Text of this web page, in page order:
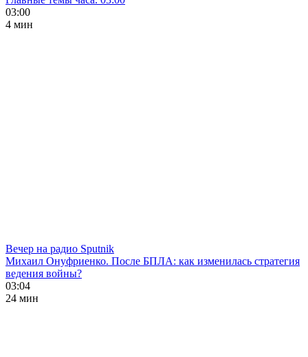
03:00
4 мин
Вечер на радио Sputnik
Михаил Онуфриенко. После БПЛА: как изменилась стратегия
ведения войны?
03:04
24 мин